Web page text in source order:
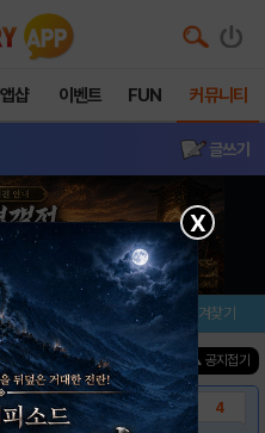
샵 이벤트 FUN 커뮤니티
글쓰기
설치/평가 즐겨찾기
진행중인 이벤트0 ▲ 공지접기
게시.. 4
X